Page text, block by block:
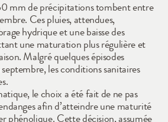
mm de précipitations tombent entre
Ces pluies, attendues,
hydrique et une baisse des
une maturation plus régulière et
Malgré quelques épisodes
les conditions sanitaires
le choix a été fait de ne pas
afin d’atteindre une maturité
phénolique. Cette décision, assumée